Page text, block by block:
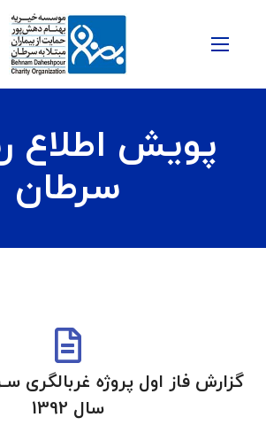
پویش اطلاع
سرطان
گزارش فاز اول پروژه غربالگری
سال 1392